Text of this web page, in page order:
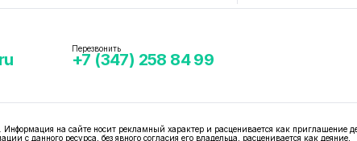
Перезвонить
+7 (347) 258 84 99
на сайте носит рекламный характер и расценивается как приглашение
с данного ресурса, без явного согласия его владельца, расценивается как деяние,